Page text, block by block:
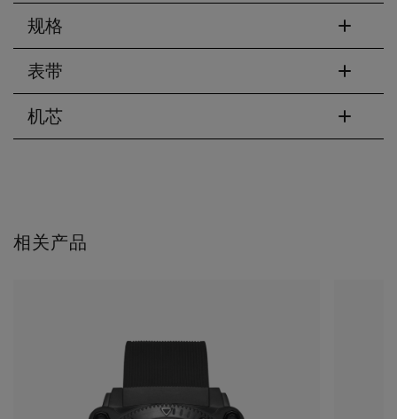
规格
表带
机芯
相关产品